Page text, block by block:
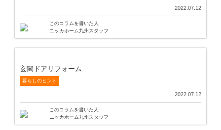
2022.07.12
このコラムを書いた人
ニッカホーム九州スタッフ
玄関ドアリフォーム
暮らしのヒント
2022.07.12
このコラムを書いた人
ニッカホーム九州スタッフ